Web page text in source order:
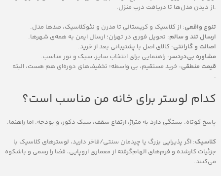
.از دیدن مدل‌ها تا دریافت درب منزل.
تنوع واقعی: از کلاسیک و کریستالی تا مدرن و نئوکلاسیک، صدها مدل.
ارسال تند و سالم: تحویل فوری در تهران؛ ارسال ایمن به همه‌ی شهرها.
اصالت و گارانتی: کالای اصل با پشتیبانی بعد از خرید.
مشاوره بی‌دردسر: راهنمایی برای انتخاب سایز، سبک و نور مناسب.
قیمت منطقی: خرید مستقیم، بی‌ واسطه؛ تخفیف‌های دوره‌ای هم هست، البته
.
کدام لوستر برای خانه من مناسب است؟
پاسخ کوتاه: بستگی دارد به متراژ، ارتفاع سقف، سبک دکور، و بودجه. اما راهنما:
کلاسیک: اگر پذیرایی بزرگ یا چیدمان سنتی/فاخر دارید، لوسترهای کلاسیک با
جزئیات کارشده و فرم‌های الهام‌گرفته از معماری اروپایی، فضا را رسمی و باشکوه
می‌کنند.